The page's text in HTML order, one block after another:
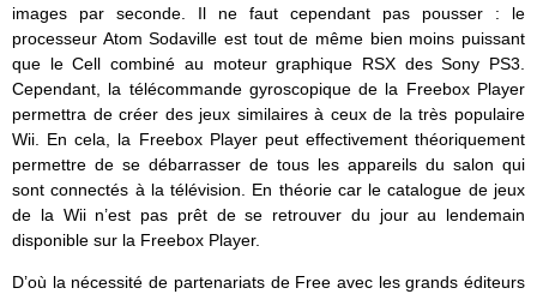
images par seconde. Il ne faut cependant pas pousser : le
processeur Atom Sodaville est tout de même bien moins puissant
que le Cell combiné au moteur graphique RSX des Sony PS3.
Cependant, la télécommande gyroscopique de la Freebox Player
permettra de créer des jeux similaires à ceux de la très populaire
Wii. En cela, la Freebox Player peut effectivement théoriquement
permettre de se débarrasser de tous les appareils du salon qui
sont connectés à la télévision. En théorie car le catalogue de jeux
de la Wii n’est pas prêt de se retrouver du jour au lendemain
disponible sur la Freebox Player.
D’où la nécessité de partenariats de Free avec les grands éditeurs